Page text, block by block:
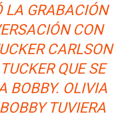
LA GRABACIÓN
CON
CARLSON
QUE SE
BOBBY. OLIVIA
TUVIERA